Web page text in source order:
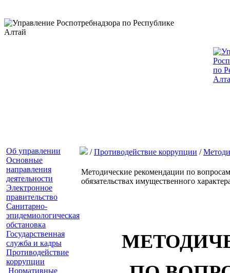
Об управлении
Основные
направления
деятельности
Электронное
правительство
Санитарно-
эпидемиологическая
обстановка
Государственная
служба и кадры
Противодействие
коррупции
Нормативные
/Противодействие коррупции /
Методические рекомендации по
обязательствах имущественного